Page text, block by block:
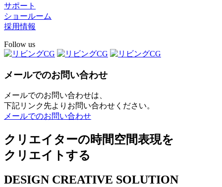
サポート
ショールーム
採用情報
Follow us
メールでのお問い合わせ
メールでのお問い合わせは、
下記リンク先よりお問い合わせください。
メールでのお問い合わせ
クリエイターの時間空間表現を
クリエイトする
DESIGN CREATIVE SOLUTION